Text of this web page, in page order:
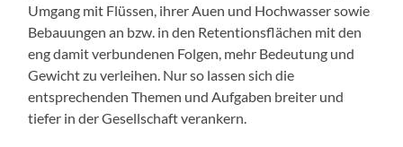
Umgang mit Flüssen, ihrer Auen und Hochwasser sowie
Bebauungen an bzw. in den Retentionsflächen mit den
eng damit verbundenen Folgen, mehr Bedeutung und
Gewicht zu verleihen. Nur so lassen sich die
entsprechenden Themen und Aufgaben breiter und
tiefer in der Gesellschaft verankern.